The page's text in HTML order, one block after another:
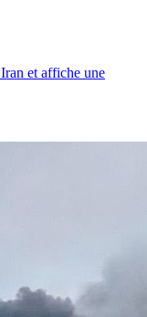
et affiche une